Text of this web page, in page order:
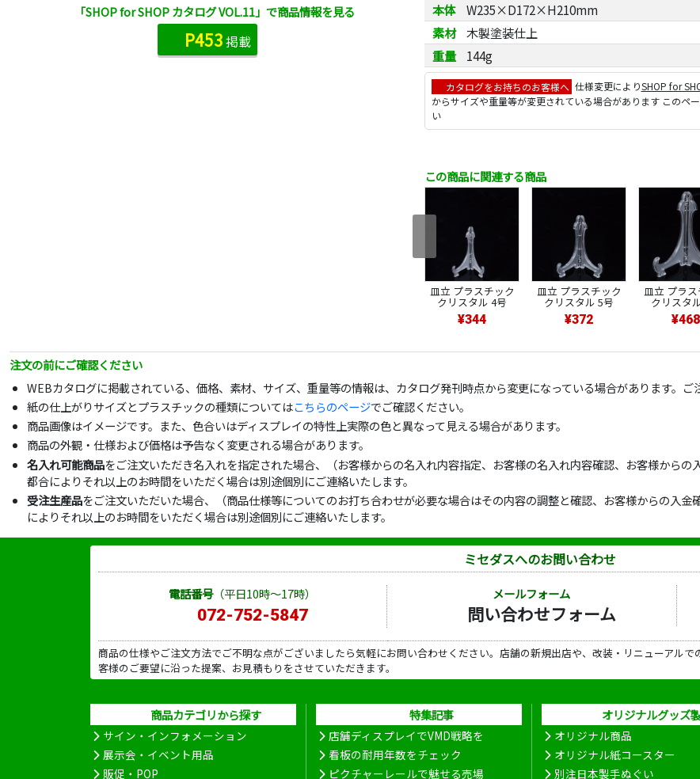
本体 W235×D172×H210mm
素材 木製塗装仕上
重量
144g
カタログをお持ちのお客様へ 仕様変更によりSHOP for
からサイズや重量等が変更されている場合があります このペ
い
この商品に関連する商品
皿立 プラスチック
クリスタル 4号
¥344
皿立 プラスチック
クリスタル 5号
¥372
皿立 プラ
クリスタ
¥468
「SHOP for SHOP カタログ VOL.11」で商品情報を見る
P453掲載
注文の前にご確認ください
WEBカタログに掲載されている、価格、素材、サイズ、重量等の情報は、カタログ発刊時点から変更になっている場合があります。
紙の仕上がりサイズとプラスチックの種類についてはこちらのページでご確認ください。
商品画像はイメージです。また、色合いはディスプレイの特性上実際の色と異なって見える場合があります。
商品の外観・仕様および価格は予告なく変更される場合があります。
名入れ可能商品をご注文いただき名入れを指定された場合、（お客様からの名入れ内容指定、お客様の名入れ内容確認、お客様からの
都合によりそれ以上のお時間をいただく場合は別途個別にご連絡いたします。
受注生産品をご注文いただいた場合、（商品仕様等についてのお打ち合わせが必要な場合はその内容の調整と確認、お客様からの入
によりそれ以上のお時間をいただく場合は別途個別にご連絡いたします。
ミセダスへのお問い合わせ
電話番号（平日10時～17時）
072-752-5847
メールフォーム
問い合わせフォーム
商品の仕様やご注文方法でご不明な点がございましたら気軽にお問い合わせください。店舗の新規出店や、改装・リニューアル
客様のご要望に沿った提案、お見積もりをさせていただきます。
商品カテゴリから探す
サイン・インフォメーション
展示会・イベント用品
販促・POP
特集記事
店舗ディスプレイでVMD戦略を
看板の耐用年数をチェック
ピクチャーレールで魅せる売場
オリジナルグッズ
オリジナル商品
オリジナル紙コースター
別注日本製手ぬぐい